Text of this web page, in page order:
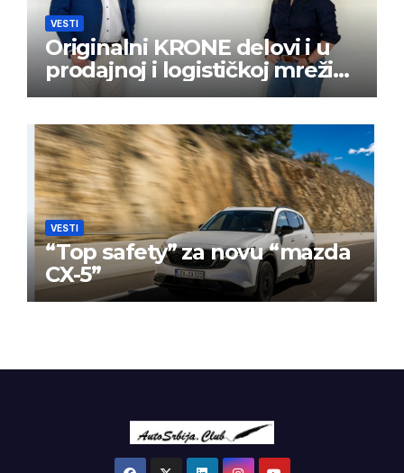
VESTI
Originalni KRONE delovi i u
prodajnoj i logističkoj mreži
BPW Aftermarket grupe
VESTI
“Top safety” za novu “mazda
CX-5”